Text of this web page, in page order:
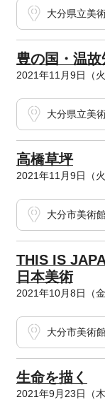
大分県立美
豊の国・温故
2021年11月9日（
大分県立美
高橋草坪
2021年11月9日（
大分市美術
THIS IS
日本美術
2021年10月8日（
大分市美術
生命を描く
2021年9月23日（